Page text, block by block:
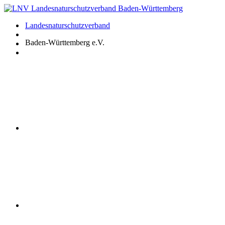
Zum
springenLandesnaturschutzverband
Baden-Württemberg e.V.